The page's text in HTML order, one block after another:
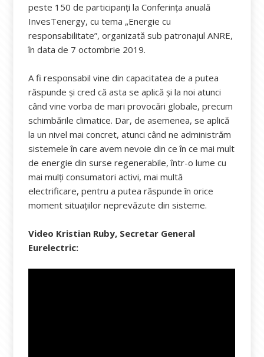
peste 150 de participanți la Conferința anuală
InvesTenergy, cu tema „Energie cu
responsabilitate”, organizată sub patronajul ANRE,
în data de 7 octombrie 2019.
A fi responsabil vine din capacitatea de a putea
răspunde şi cred că asta se aplică şi la noi atunci
când vine vorba de mari provocări globale, precum
schimbările climatice. Dar, de asemenea, se aplică
la un nivel mai concret, atunci când ne administrăm
sistemele în care avem nevoie din ce în ce mai mult
de energie din surse regenerabile, într-o lume cu
mai mulţi consumatori activi, mai multă
electrificare, pentru a putea răspunde în orice
moment situaţiilor neprevăzute din sisteme.
Video Kristian Ruby, Secretar General
Eurelectric: